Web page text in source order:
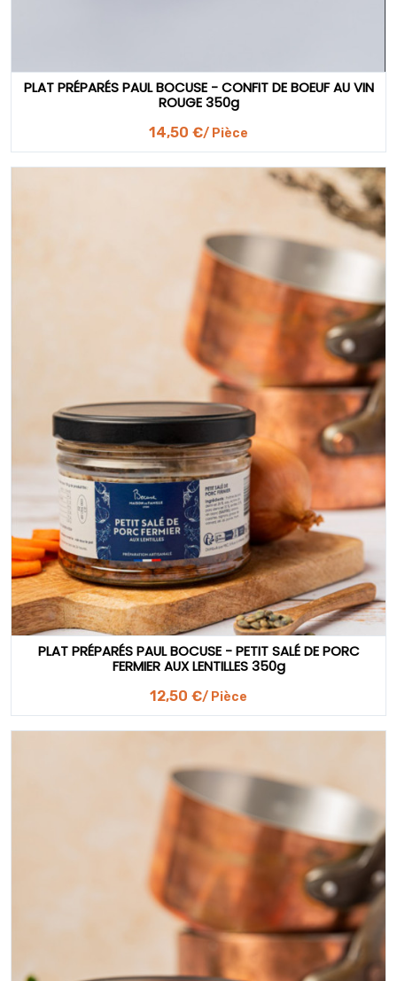
PLAT PRÉPARÉS PAUL BOCUSE - CONFIT DE BOEUF AU VIN
ROUGE 350g
14,50 €/ Pièce
PLAT PRÉPARÉS PAUL BOCUSE - PETIT SALÉ DE PORC
FERMIER AUX LENTILLES 350g
12,50 €/ Pièce